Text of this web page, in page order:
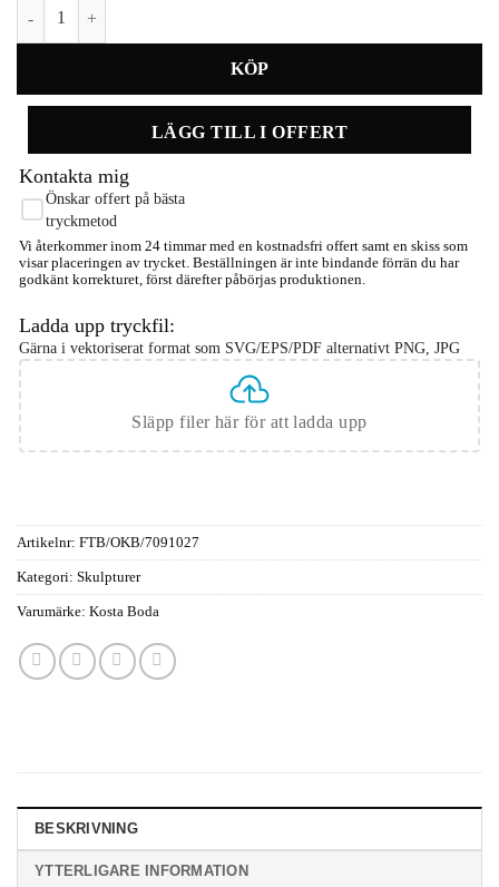
Kontakta mig
Önskar offert på bästa
tryckmetod
Vi återkommer inom 24 timmar med en kostnadsfri offert samt en skiss som
visar placeringen av trycket. Beställningen är inte bindande förrän du har
godkänt korrekturet, först därefter påbörjas produktionen.
Ladda upp tryckfil:
Gärna i vektoriserat format som SVG/EPS/PDF alternativt PNG, JPG
Släpp filer här för att ladda upp
LÄGG TILL I OFFERT
Artikelnr: FTB/OKB/7091027
Kategori: Skulpturer
Varumärke: Kosta Boda
BESKRIVNING
YTTERLIGARE INFORMATION